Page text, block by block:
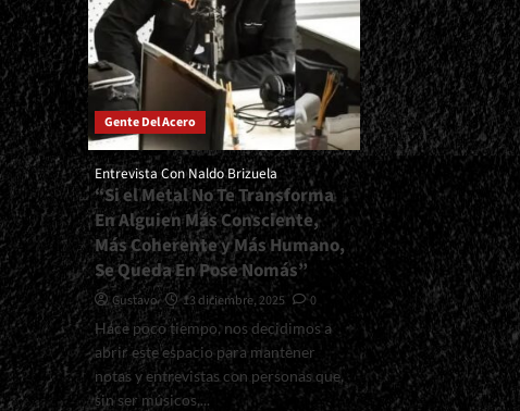
Gente Del Acero
Entrevista Con Naldo Brizuela
“Si el Metal No Te Transforma
En Alguien Más Consciente,
Más Coherente y Más Humano,
Se Queda En Pose Nomás”
Gustavo 13 diciembre, 2025
0
Hace poco tiempo, nos decidimos a
abrir este espacio para mantener
notas y entrevistas con personas que,
sin ser músicos,...